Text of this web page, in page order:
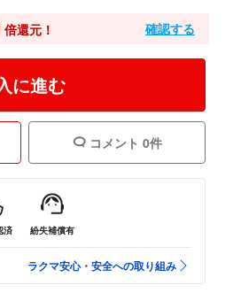
倍還元！ 確認する
に進む
コメント 0件
済 紛失補償有
ラクマ安心・安全への取り組み